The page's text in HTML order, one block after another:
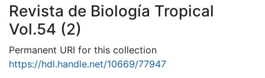
Browse Kérwá
Statistics
Revista de Biología Tropical
Vol.54 (2)
Permanent URI for this collection
https://hdl.handle.net/10669/77947